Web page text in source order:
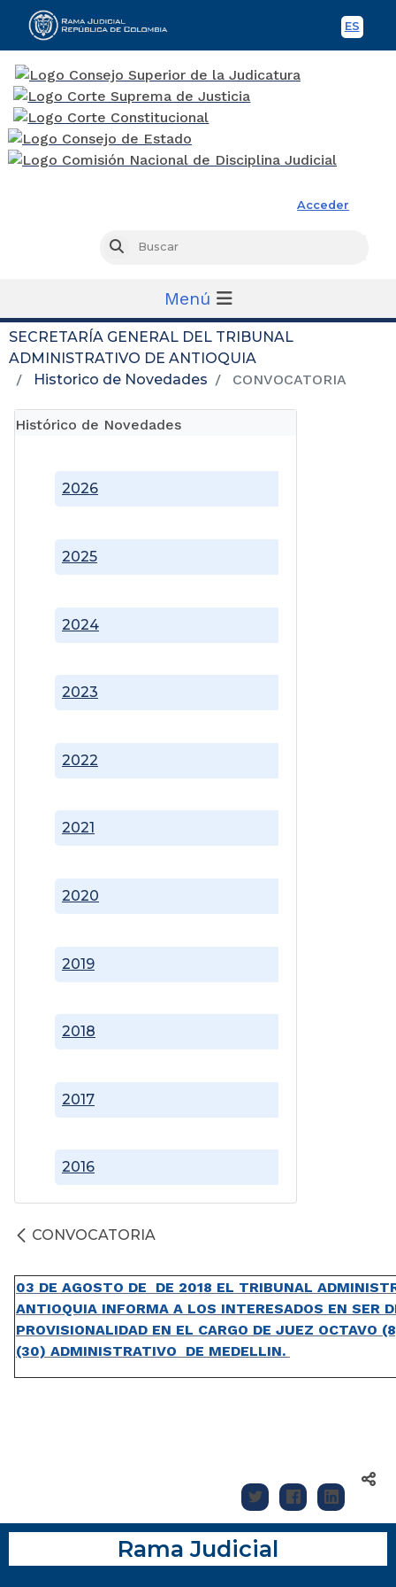
ES
Acceder
Buscar
Menú
SECRETARÍA GENERAL DEL TRIBUNAL
ADMINISTRATIVO DE ANTIOQUIA
Historico de Novedades
CONVOCATORIA
Histórico de Novedades
2016
2017
2018
2019
2020
2021
2022
2023
2024
2025
2026
CONVOCATORIA
03 DE AGOSTO DE DE 2018 EL TRIBUNAL
ANTIOQUIA INFORMA A LOS INTERESADOS EN SER
PROVISIONALIDAD EN EL CARGO DE JUEZ OCTAVO
(30) ADMINISTRATIVO DE MEDELLIN.
Rama Judicial